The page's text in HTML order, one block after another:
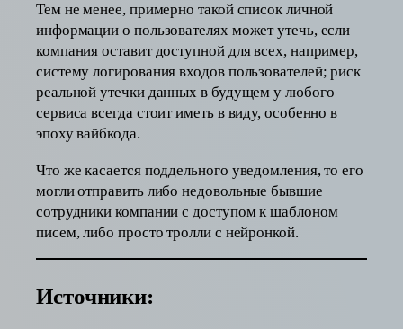
Тем не менее, примерно такой список личной
информации о пользователях может утечь, если
компания оставит доступной для всех, например,
систему логирования входов пользователей; риск
реальной утечки данных в будущем у любого
сервиса всегда стоит иметь в виду, особенно в
эпоху вайбкода.
Что же касается поддельного уведомления, то его
могли отправить либо недовольные бывшие
сотрудники компании с доступом к шаблоном
писем, либо просто тролли с нейронкой.
Источники: